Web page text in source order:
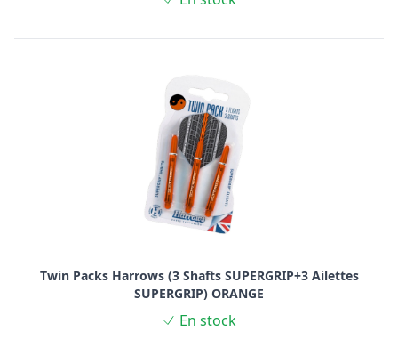
Twin Packs Harrows (3 Shafts SUPERGRIP+3 Ailettes
SUPERGRIP) ORANGE
En stock